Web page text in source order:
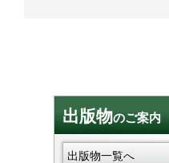
出版物のご案内
出版物一覧へ